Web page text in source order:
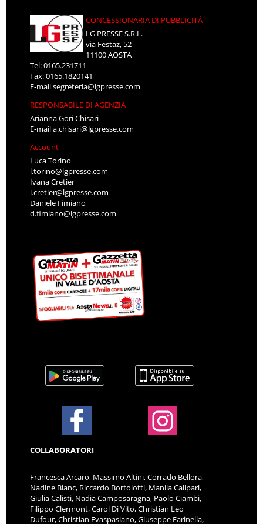
CONCESSIONARIA DI PUBBLICITÀ
LG PRESSE S.R.L.
via Festaz, 52
11100 AOSTA
Tel: 0165.231711
Fax: 0165.1820141
E-mailsegreteria@lgpresse.com
RESPONSABILE DI AGENZIA
Arianna Gori Chisari
E-maila.chisari@lgpresse.com
Account
Luca Torino
l.torino@lgpresse.com
Ivana Cretier
i.cretier@lgpresse.com
Daniele Fimiano
d.fimiano@lgpresse.com
COLLABORATORI
Francesca Arcaro, Massimo Altini, Corrado Bellora,
Nadine Blanc, Riccardo Bortolotti, Manila Calipari,
Giulia Calisti, Nadia Camposaragna, Paolo Ciambi,
Filippo Clermont, Carol Di Vito, Christian Leo
Dufour, Christian Evaspasiano, Giuseppe Farinella,